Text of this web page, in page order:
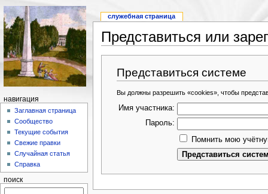
Представиться или
Представиться системе
Вы должны разрешить «cookies», чтобы
Имя участника:
Пароль:
Помнить мою
служебная страница
навигация
Заглавная страница
Сообщество
Текущие события
Свежие правки
Случайная статья
Справка
поиск